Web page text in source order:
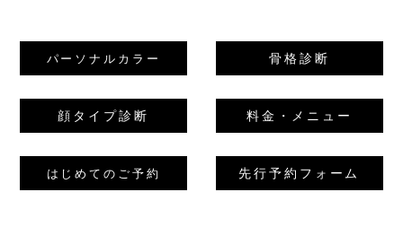
パーソナルカラー 骨格診断
顔タイプ診断 料金・メニュー
はじめてのご予約 先行予約フォーム